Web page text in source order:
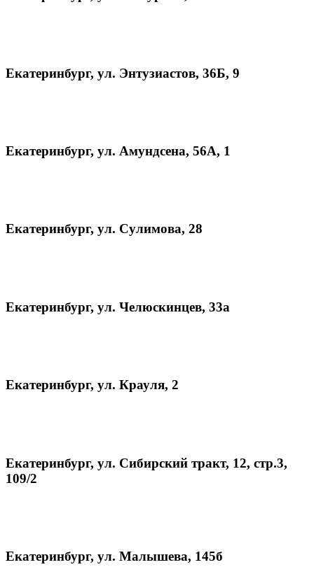
Екатеринбург, ул. Энтузиастов, 36Б, 9
Екатеринбург, ул. Амундсена, 56А, 1
Екатеринбург, ул. Cулимова, 28
Екатеринбург, ул. Челюскинцев, 33а
Екатеринбург, ул. Крауля, 2
Екатеринбург, ул. Сибирский тракт, 12, стр.3,
109/2
Екатеринбург, ул. Малышева, 145б